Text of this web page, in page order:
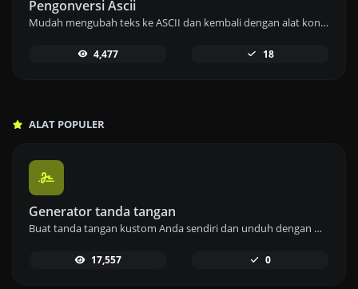
Pengonversi Ascii
Mudah mengubah teks ke ASCII dan kembali dengan alat konverter ASCII kami untuk penanganan data yang efisien.
4,477 18
ALAT POPULER
Generator tanda tangan
Buat tanda tangan kustom Anda sendiri dan unduh dengan mudah menggunakan alat pembuat tanda tangan kami untuk e-tanda tangan yang dipersonalisasi.
17,557 0